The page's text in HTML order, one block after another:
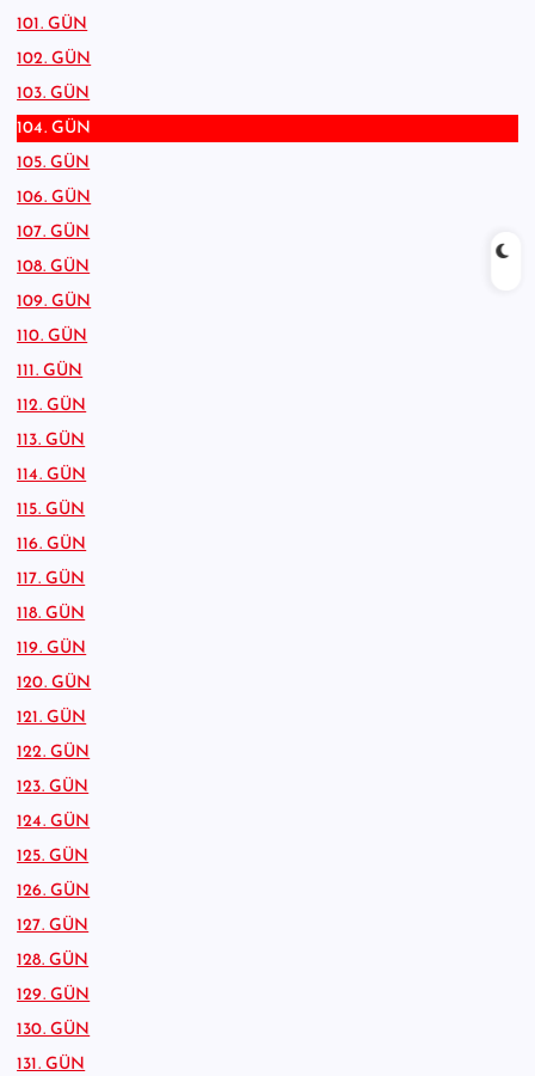
101. GÜN
102. GÜN
103. GÜN
104. GÜN
105. GÜN
106. GÜN
107. GÜN
108. GÜN
109. GÜN
110. GÜN
111. GÜN
112. GÜN
113. GÜN
114. GÜN
115. GÜN
116. GÜN
117. GÜN
118. GÜN
119. GÜN
120. GÜN
121. GÜN
122. GÜN
123. GÜN
124. GÜN
125. GÜN
126. GÜN
127. GÜN
128. GÜN
129. GÜN
130. GÜN
131. GÜN